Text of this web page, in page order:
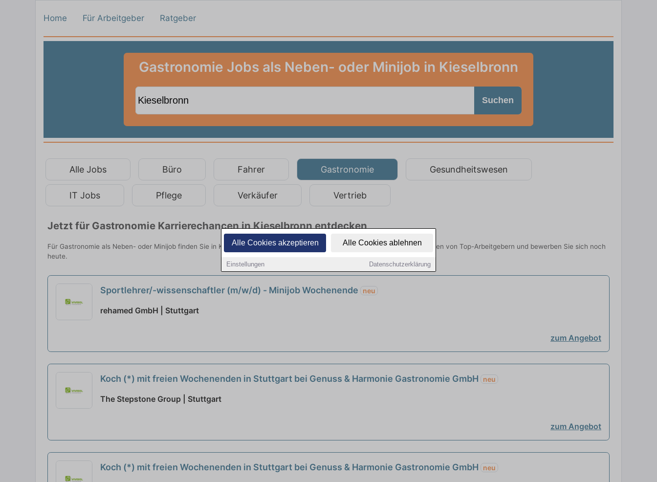
Alle Cookies akzeptieren Alle Cookies ablehnen
Einstellungen Datenschutzerklärung
Home Für Arbeitgeber Ratgeber
Gastronomie Jobs als Neben- oder Minijob in Kieselbronn
Suchen
Alle Jobs Büro Fahrer Gastronomie Gesundheitswesen
IT Jobs Pflege Verkäufer Vertrieb
Jetzt für Gastronomie Karrierechancen in Kieselbronn entdecken
Für Gastronomie als Neben- oder Minijob finden Sie in Kieselbronn hier die aktuellsten Angebote. Entdecken Sie freie Optionen von Top-Arbeitgebern und bewerben Sie sich noch
heute.
Sportlehrer/-wissenschaftler (m/w/d) - Minijob Wochenende neu
rehamed GmbH | Stuttgart
zum Angebot
Koch (*) mit freien Wochenenden in Stuttgart bei Genuss & Harmonie Gastronomie GmbH neu
The Stepstone Group | Stuttgart
zum Angebot
Koch (*) mit freien Wochenenden in Stuttgart bei Genuss & Harmonie Gastronomie GmbH neu